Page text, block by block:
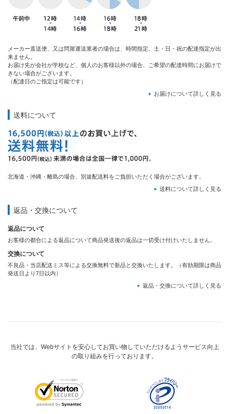
メーカー直送便、又は問屋運送業者の場合は、時間指定、土・日・祝の配達指定が出
来ません。
お届け先が会社が学校など、個人のお客様以外の場合、ご希望の配達時間にお届けで
きない場合がございます。
（配達日のご指定は可能です）
お届けについて詳しく見る
送料について
北海道・沖縄・離島の場合、別途配送料をご負担いただく場合がございます。
送料について詳しく見る
返品・交換について
返品について
お客様の都合による返品について商品発送後の返品は一切受け付けいたしません。
交換について
不良品・当店配送ミス等による交換無料で新品と交換いたします。（有効期限は商品
発送日より7日以内）
返品・交換について詳しく見る
当社では、Webサイトを安心してお買い物していただけるようサービス向上
の取り組みを行っております。